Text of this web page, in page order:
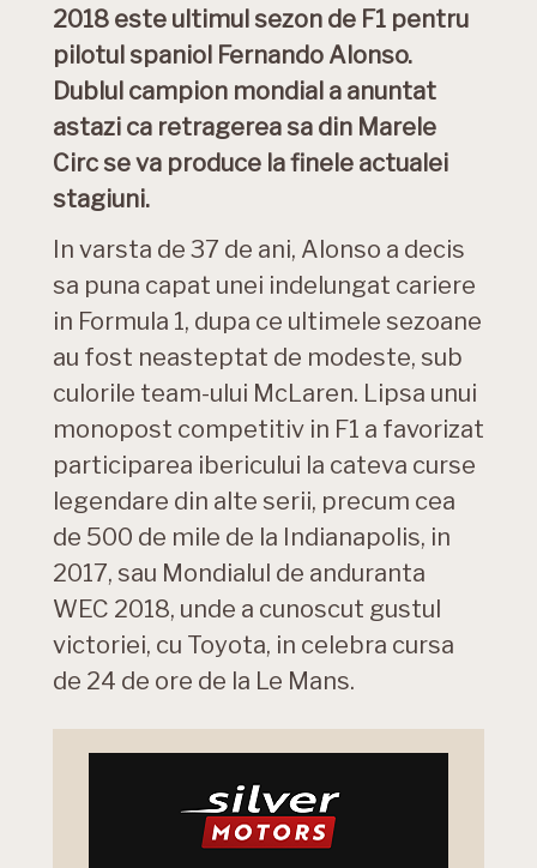
2018 este ultimul sezon de F1 pentru
pilotul spaniol Fernando Alonso.
Dublul campion mondial a anuntat
astazi ca retragerea sa din Marele
Circ se va produce la finele actualei
stagiuni.
In varsta de 37 de ani, Alonso a decis
sa puna capat unei indelungat cariere
in Formula 1, dupa ce ultimele sezoane
au fost neasteptat de modeste, sub
culorile team-ului McLaren. Lipsa unui
monopost competitiv in F1 a favorizat
participarea ibericului la cateva curse
legendare din alte serii, precum cea
de 500 de mile de la Indianapolis, in
2017, sau Mondialul de anduranta
WEC 2018, unde a cunoscut gustul
victoriei, cu Toyota, in celebra cursa
de 24 de ore de la Le Mans.